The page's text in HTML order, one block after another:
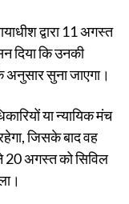
द्वारा 11 अगस्त
दिया कि उनकी
सुना जाएगा।
या न्यायिक मंच
जिसके बाद वह
20 अगस्त को सिविल